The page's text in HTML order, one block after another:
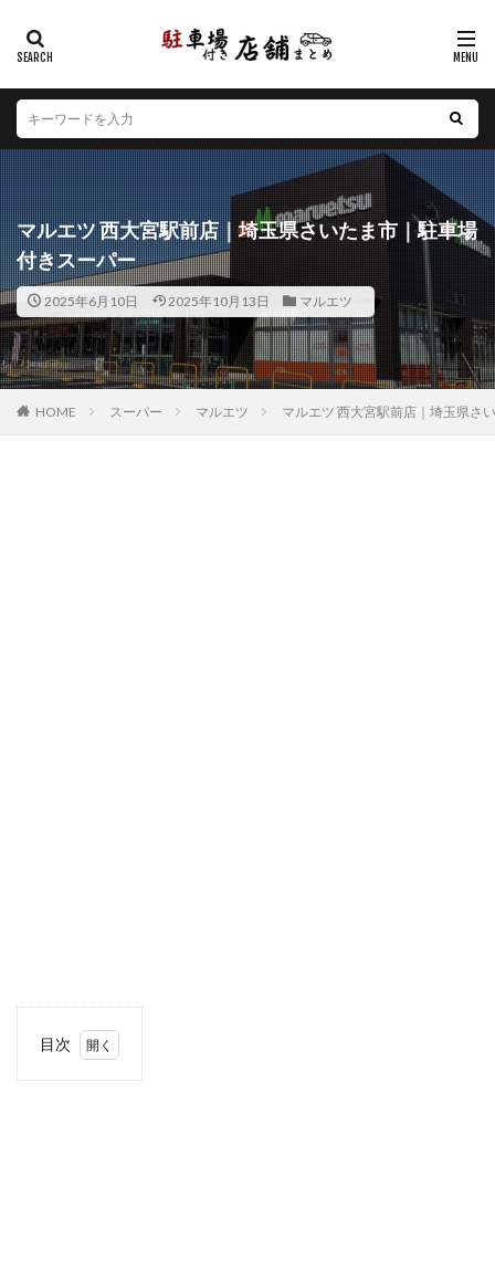
マルエツ 西大宮駅前店｜埼玉県さいたま市｜駐車場
付きスーパー
2025年6月10日 2025年10月13日 マルエツ
HOME スーパー マルエツ マルエツ 西大宮駅前店｜埼玉県さ
目次
カテゴリー
エリア
北海道 青森県 岩手県 宮城県
秋田県
山形県
福島県 茨城県 栃木県
群馬県
埼玉県
千葉県 東京都 神奈川県
新潟県
山梨県
長野県 富山県
岐阜県
静岡県 愛知県 三重県
滋賀県
京都府
大阪府 兵庫県 奈良県
和歌山県
鳥取県
島根県 岡山県 広島県
山口県
徳島県
香川県 愛媛県 高知県
福岡県
佐賀県
長崎県 熊本県 大分県
宮崎県